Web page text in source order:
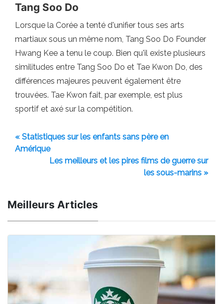
Tang Soo Do
Lorsque la Corée a tenté d'unifier tous ses arts
martiaux sous un même nom, Tang Soo Do Founder
Hwang Kee a tenu le coup. Bien qu'il existe plusieurs
similitudes entre Tang Soo Do et Tae Kwon Do, des
différences majeures peuvent également être
trouvées. Tae Kwon fait, par exemple, est plus
sportif et axé sur la compétition.
« Statistiques sur les enfants sans père en
Amérique
Les meilleurs et les pires films de guerre sur
les sous-marins »
Meilleurs Articles